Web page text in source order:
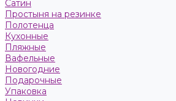
Сатин
Простыня на резинке
Полотенца
Кухонные
Пляжные
Вафельные
Новогодние
Подарочные
Упаковка